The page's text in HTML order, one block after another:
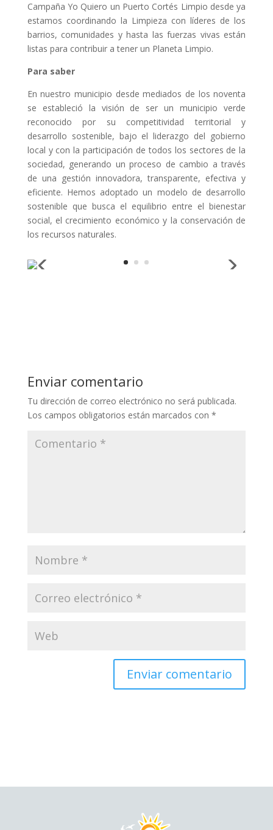
Campaña Yo Quiero un Puerto Cortés Limpio desde ya
estamos coordinando la Limpieza con líderes de los
barrios, comunidades y hasta las fuerzas vivas están
listas para contribuir a tener un Planeta Limpio.
Para saber
En nuestro municipio desde mediados de los noventa
se estableció la visión de ser un municipio verde
reconocido por su competitividad territorial y
desarrollo sostenible, bajo el liderazgo del gobierno
local y con la participación de todos los sectores de la
sociedad, generando un proceso de cambio a través
de una gestión innovadora, transparente, efectiva y
eficiente. Hemos adoptado un modelo de desarrollo
sostenible que busca el equilibrio entre el bienestar
social, el crecimiento económico y la conservación de
los recursos naturales.
Enviar comentario
Tu dirección de correo electrónico no será publicada.
Los campos obligatorios están marcados con *